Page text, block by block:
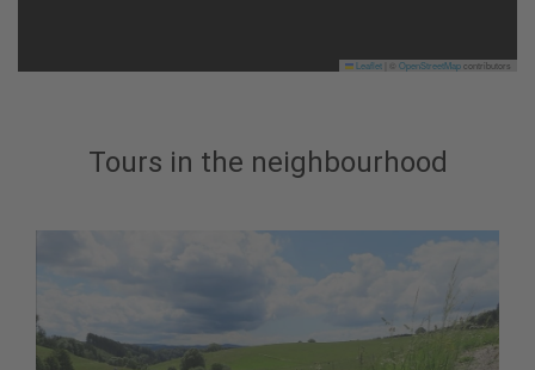
Leaflet OpenStreetMapcontributors
Tours in the neighbourhood